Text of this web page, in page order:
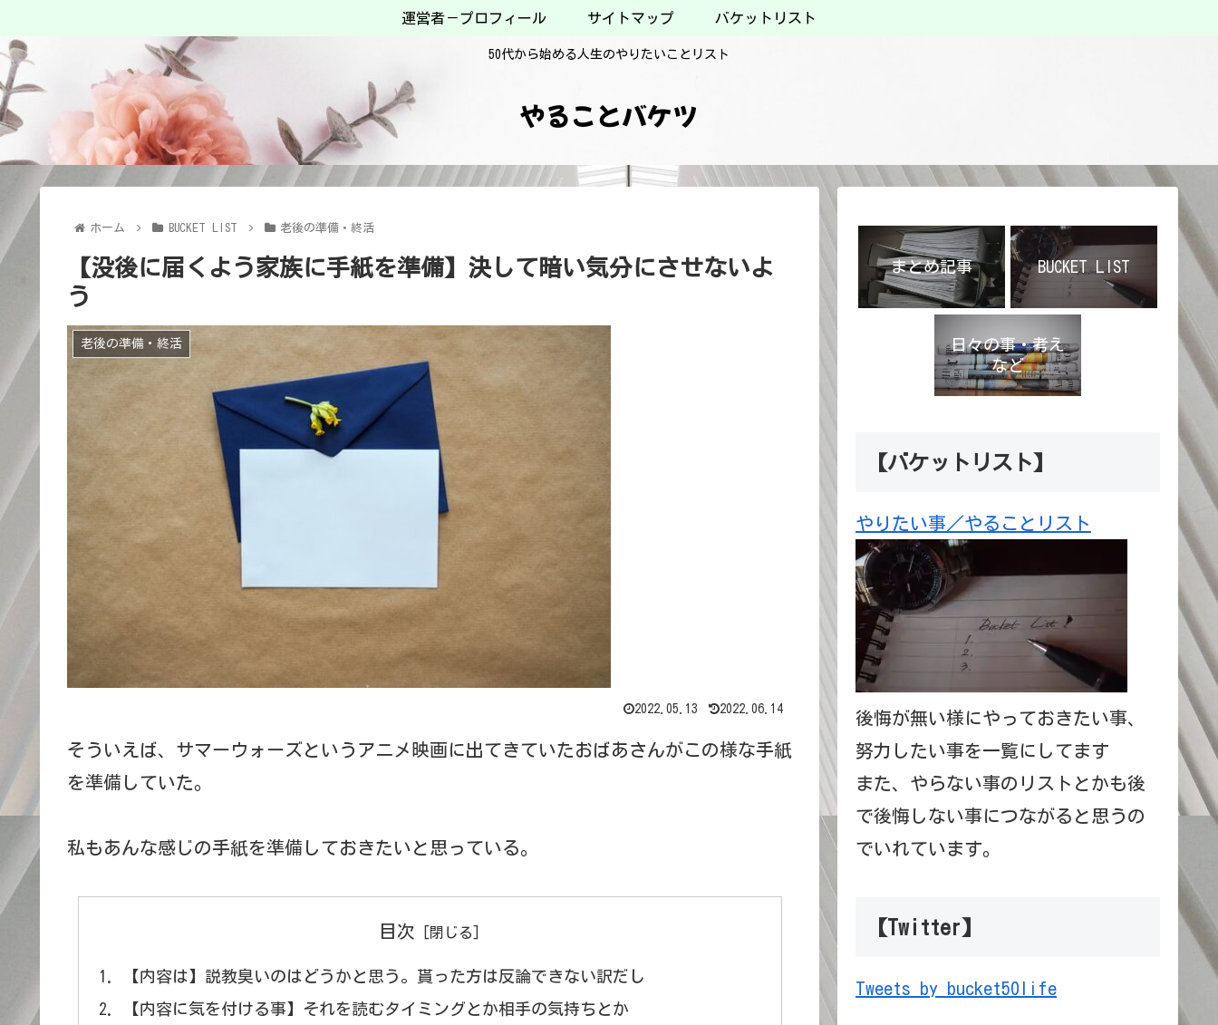
50代から始める人生のやりたいことリスト
やることバケツ
運営者－プロフィール サイトマップ バケットリスト
ホーム BUCKET LIST 老後の準備・終活
【没後に届くよう家族に手紙を準備】決して暗い気分にさせないよ
う
老後の準備・終活
2022.05.13 2022.06.14
そういえば、サマーウォーズというアニメ映画に出てきていたおばあさんがこの様な手紙
を準備していた。
私もあんな感じの手紙を準備しておきたいと思っている。
目次
【内容は】説教臭いのはどうかと思う。貰った方は反論できない訳だし
【内容に気を付ける事】それを読むタイミングとか相手の気持ちとか
まとめ記事 BUCKET LIST
日々の事・考え
など
【バケットリスト】
やりたい事／やることリスト
後悔が無い様にやっておきたい事、
努力したい事を一覧にしてます
また、やらない事のリストとかも後
で後悔しない事につながると思うの
でいれています。
【Twitter】
Tweets by bucket50life